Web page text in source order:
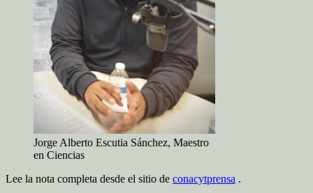
Jorge Alberto Escutia Sánchez, Maestro
en Ciencias
Lee la nota completa desde el sitio de conacytprensa .